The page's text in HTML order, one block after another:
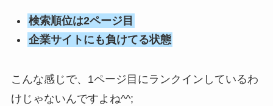
検索順位は2ページ目
企業サイトにも負けてる状態
こんな感じで、1ページ目にランクインしているわ
けじゃないんですよね^^;